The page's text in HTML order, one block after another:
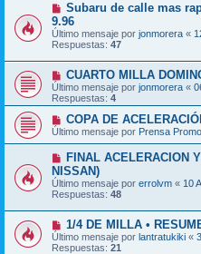
Subaru de calle mas
9.96
Último mensaje por jonmorera «
Respuestas: 47
CUARTO MILLA
Último mensaje por jonmorera «
Respuestas: 4
COPA DE
Último mensaje por Prensa
FINAL ACELERACION
NISSAN)
Último mensaje por errolvm « 10
Respuestas: 48
1/4 DE MILLA •
Último mensaje por lantratukiki «
Respuestas: 21